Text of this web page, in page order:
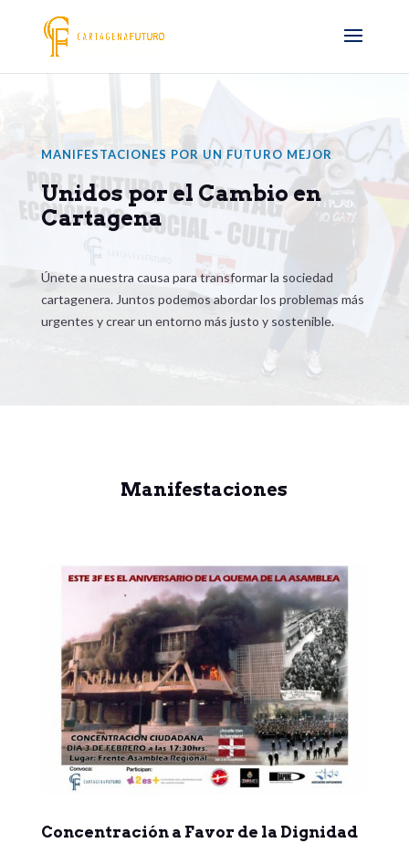
MANIFESTACIONES POR UN FUTURO MEJOR
Unidos por el Cambio en
Cartagena
Únete a nuestra causa para transformar la sociedad
cartagenera. Juntos podemos abordar los problemas más
urgentes y crear un entorno más justo y sostenible.
Manifestaciones
Concentración a Favor de la Dignidad